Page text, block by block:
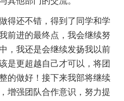
得还不错，得到了同学和学
前进的最终点，我会继续努
，我还是会继续发扬我以前
是更超越自己才可以，将团
的做好！接下来我部将继续
增强团队合作意识，努力提